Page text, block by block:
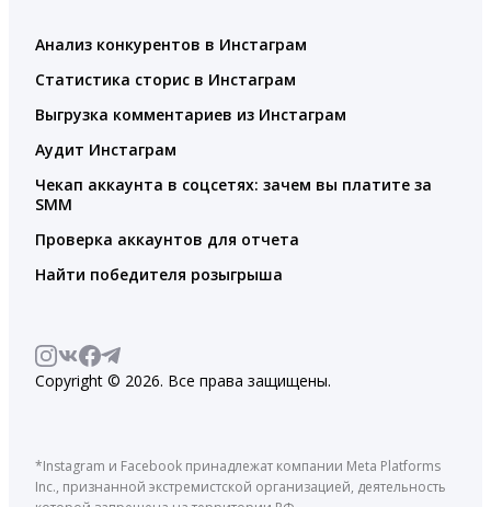
Анализ конкурентов в Инстаграм
Статистика сторис в Инстаграм
Выгрузка комментариев из Инстаграм
Аудит Инстаграм
Чекап аккаунта в соцсетях: зачем вы платите за
SMM
Проверка аккаунтов для отчета
Найти победителя розыгрыша
Copyright © 2026. Все права защищены.
*Instagram и Facebook принадлежат компании Meta Platforms
Inc., признанной экстремистской организацией, деятельность